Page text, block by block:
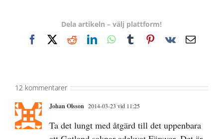
Dela artikeln – välj plattform!
FacebookRedditLinkedInWhatsApp
TumblrPinterest
Vk
E-
12 kommentarer
Johan Olsson 2014-03-23 vid 11:25
Ta det lungt med åtgärd till det uppenbara